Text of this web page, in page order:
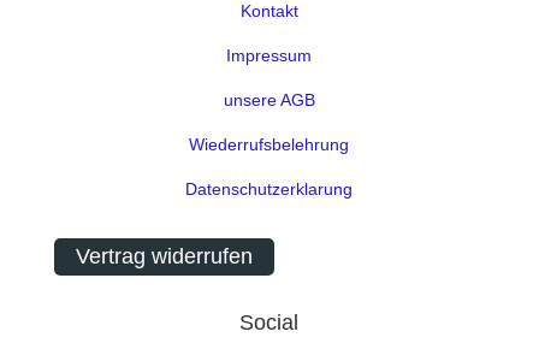
Kontakt
Impressum
unsere AGB
Wiederrufsbelehrung
Datenschutzerklarung
Vertrag widerrufen
Social